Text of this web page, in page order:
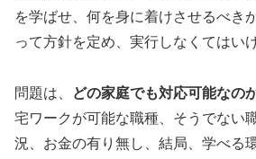
を学ばせ、何を身に着けさせるべき
って方針を定め、実行しなくてはい
問題は、 どの家庭でも対応可能なの
宅ワークが可能な職種、そうでない
況、お金の有り無し、結局、学べる